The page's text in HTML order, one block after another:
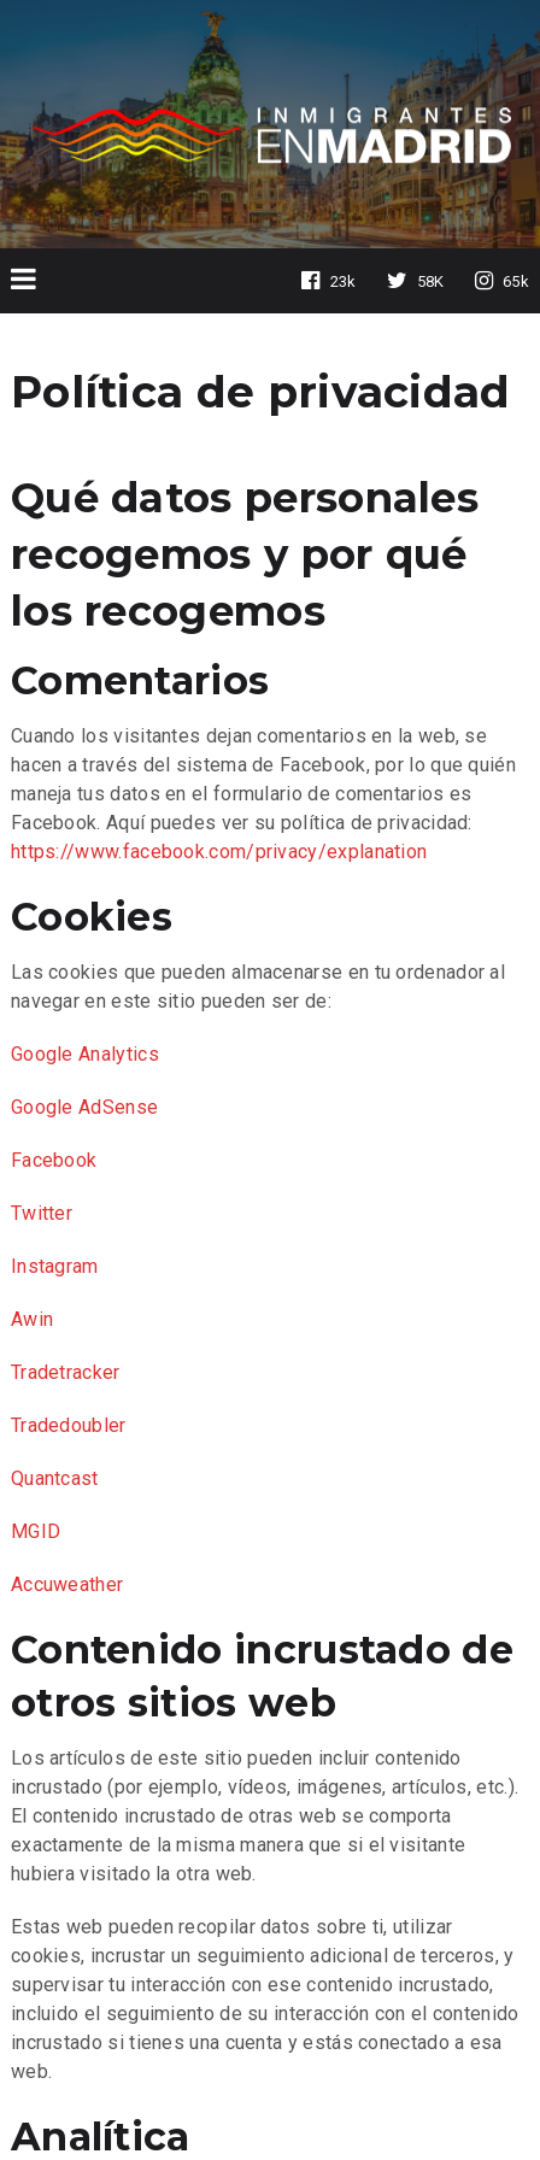
23k 58K 65k
Política de privacidad
Qué datos personales
recogemos y por qué
los recogemos
Comentarios
Cuando los visitantes dejan comentarios en la web, se
hacen a través del sistema de Facebook, por lo que quién
maneja tus datos en el formulario de comentarios es
Facebook. Aquí puedes ver su política de privacidad:
https://www.facebook.com/privacy/explanation
Cookies
Las cookies que pueden almacenarse en tu ordenador al
navegar en este sitio pueden ser de:
Google Analytics
Google AdSense
Facebook
Twitter
Instagram
Awin
Tradetracker
Tradedoubler
Quantcast
MGID
Accuweather
Contenido incrustado de
otros sitios web
Los artículos de este sitio pueden incluir contenido
incrustado (por ejemplo, vídeos, imágenes, artículos, etc.).
El contenido incrustado de otras web se comporta
exactamente de la misma manera que si el visitante
hubiera visitado la otra web.
Estas web pueden recopilar datos sobre ti, utilizar
cookies, incrustar un seguimiento adicional de terceros, y
supervisar tu interacción con ese contenido incrustado,
incluido el seguimiento de su interacción con el contenido
incrustado si tienes una cuenta y estás conectado a esa
web.
Analítica